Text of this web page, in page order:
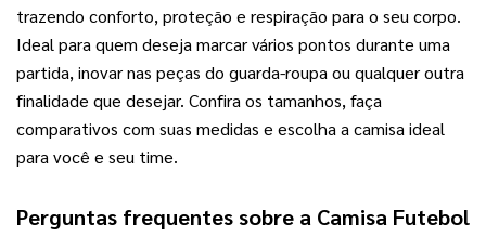
trazendo conforto, proteção e respiração para o seu corpo.
Ideal para quem deseja marcar vários pontos durante uma
partida, inovar nas peças do guarda-roupa ou qualquer outra
finalidade que desejar. Confira os tamanhos, faça
comparativos com suas medidas e escolha a camisa ideal
para você e seu time.
Perguntas frequentes sobre a Camisa Futebol